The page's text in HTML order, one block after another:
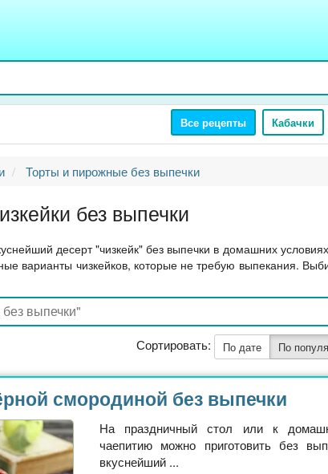
Все рецепты Кабачки
Торты и пирожные без выпечки
без выпечки
десерт "чизкейк" без выпечки в домашних
варианты чизкейков, которые не требую выпекания.
Сортировать: По дате По
смородиной без выпечки
На праздничный стол или к
чаепитию можно приготовить без
вкуснейший ...